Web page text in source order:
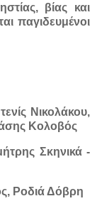
βίας και
παγιδευμένοι
Νικολάκου,
Κολοβός
Σκηνικά -
Ροδιά Δόβρη